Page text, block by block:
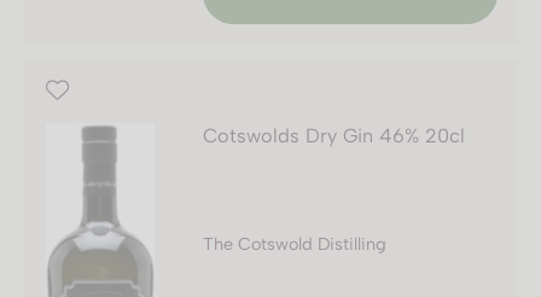
Cotswolds Dry Gin 46% 20cl
The Cotswold Distilling